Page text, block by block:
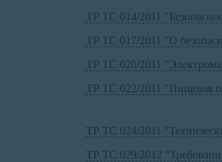
ТР ТС 014/2011
ТР ТС 017/2011 "О
ТР ТС 020/2011
ТР ТС 022/2011 "Пищевая
ТР ТС 024/2011
ТР ТС 029/2012